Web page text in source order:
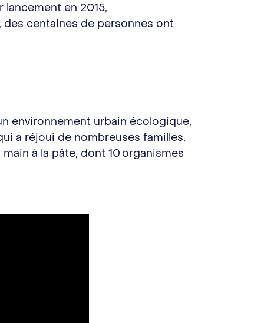
en 2015,
des centaines de personnes ont
environnement urbain écologique,
a réjoui de nombreuses familles,
à la pâte, dont 10 organismes